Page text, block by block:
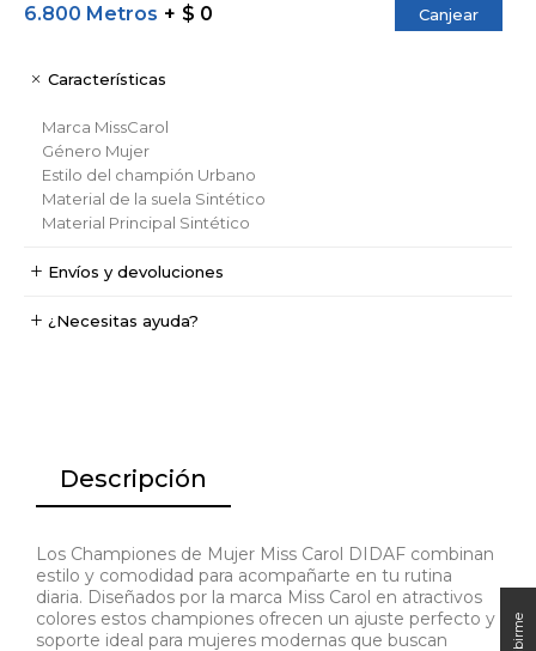
6.800 Metros $ 0 Canjear
Características
Marca MissCarol
Género Mujer
Estilo del champión Urbano
Material de la suela Sintético
Material Principal Sintético
Envíos y devoluciones
¿Necesitas ayuda?
Descripción
Los Championes de Mujer Miss Carol DIDAF combinan
estilo y comodidad para acompañarte en tu rutina
diaria. Diseñados por la marca Miss Carol en atractivos
colores estos championes ofrecen un ajuste perfecto y
soporte ideal para mujeres modernas que buscan